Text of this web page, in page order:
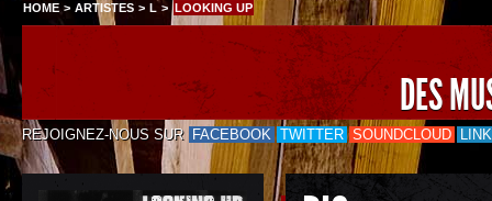
HOME > ARTISTES > L > LOOKING UP
DES
REJOIGNEZ-NOUS SUR FACEBOOK TWITTER SOUNDCLOUD